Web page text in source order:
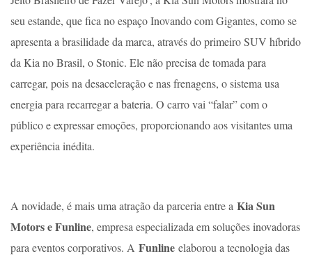
seu estande, que fica no espaço Inovando com Gigantes, como se
apresenta a brasilidade da marca, através do primeiro SUV híbrido
da Kia no Brasil, o Stonic. Ele não precisa de tomada para
carregar, pois na desaceleração e nas frenagens, o sistema usa
energia para recarregar a bateria. O carro vai “falar” com o
público e expressar emoções, proporcionando aos visitantes uma
experiência inédita.
A novidade, é mais uma atração da parceria entre a Kia Sun
Motors e Funline, empresa especializada em soluções inovadoras
para eventos corporativos. A Funline elaborou a tecnologia das